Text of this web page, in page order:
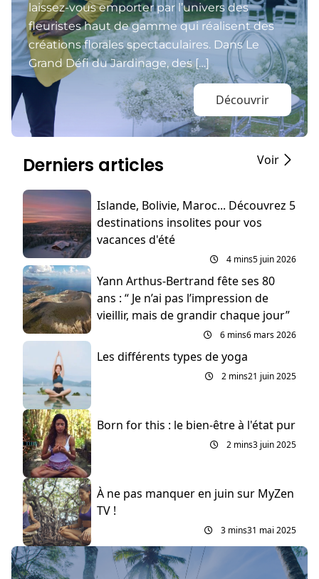
laissez-vous emporter par l’univers des
fleuristes haut de gamme qui réalisent des
créations florales spectaculaires. Dans Le
Grand Défi du Jardinage, des […]
Découvrir
Derniers articles Voir
Islande, Bolivie, Maroc... Découvrez 5
destinations insolites pour vos
vacances d'été
4 mins5 juin 2026
Yann Arthus-Bertrand fête ses 80
ans : “ Je n’ai pas l’impression de
vieillir, mais de grandir chaque jour”
6 mins6 mars 2026
Les différents types de yoga
2 mins21 juin 2025
Born for this : le bien-être à l'état pur
2 mins3 juin 2025
À ne pas manquer en juin sur MyZen
TV !
3 mins31 mai 2025